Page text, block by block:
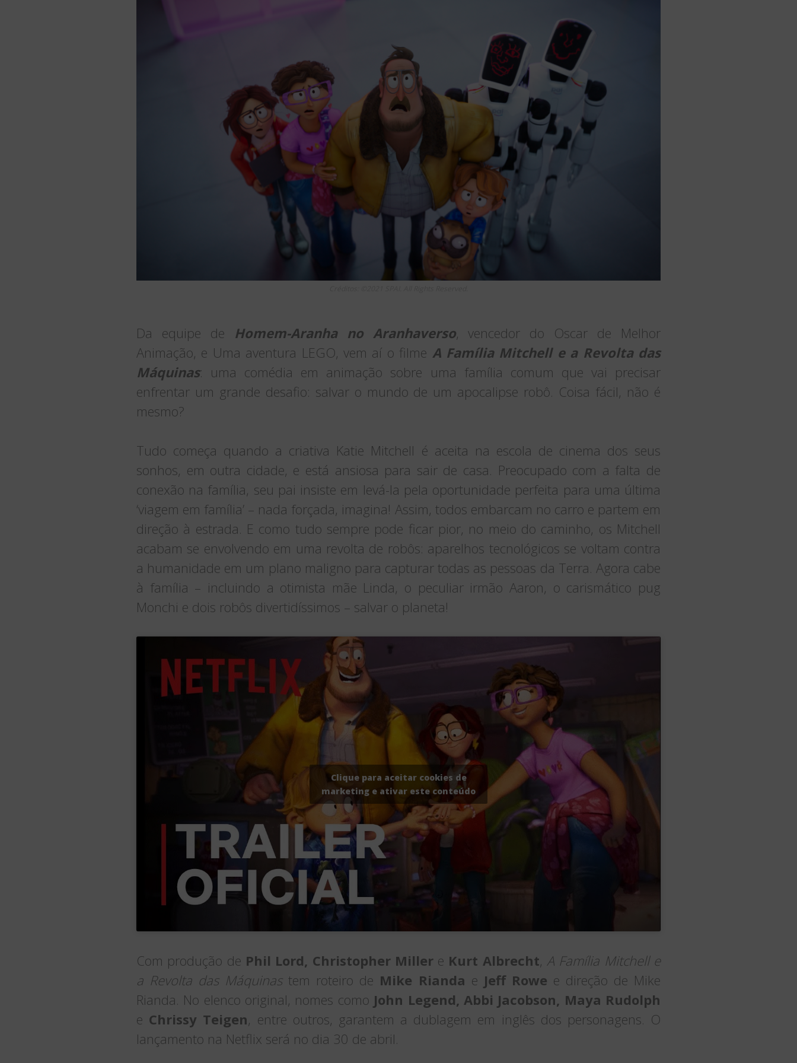
Da equipe de Homem-Aranha no Aranhaverso, vencedor do Oscar de Melhor
Animação, e Uma aventura LEGO, vem aí o filme A Família Mitchell e a Revolta das
Máquinas: uma comédia em animação sobre uma família comum que vai precisar
enfrentar um grande desafio: salvar o mundo de um apocalipse robô. Coisa fácil, não é
mesmo?
Tudo começa quando a criativa Katie Mitchell é aceita na escola de cinema dos seus
sonhos, em outra cidade, e está ansiosa para sair de casa. Preocupado com a falta de
conexão na família, seu pai insiste em levá-la pela oportunidade perfeita para uma última
‘viagem em família’ – nada forçada, imagina! Assim, todos embarcam no carro e partem em
direção à estrada. E como tudo sempre pode ficar pior, no meio do caminho, os Mitchell
acabam se envolvendo em uma revolta de robôs: aparelhos tecnológicos se voltam contra
a humanidade em um plano maligno para capturar todas as pessoas da Terra. Agora cabe
à família – incluindo a otimista mãe Linda, o peculiar irmão Aaron, o carismático pug
Monchi e dois robôs divertidíssimos – salvar o planeta!
Clique para aceitar cookies de
marketing e ativar este conteúdo
Com produção de Phil Lord, Christopher Millere Kurt Albrecht,A Família Mitchell e
a Revolta das Máquinas tem roteiro de Mike Rianda e Jeff Rowe e direção de Mike
Rianda. No elenco original, nomes como John Legend, Abbi Jacobson, Maya Rudolph
e Chrissy Teigen, entre outros, garantem a dublagem em inglês dos personagens. O
lançamento na Netflix será no dia 30 de abril.